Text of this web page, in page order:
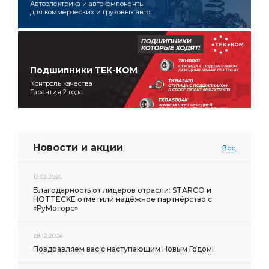
Автоэлектрика и автокомпоненты
для коммерческих и грузовых авто
Подшипники ТЕК-КОМ
Контроль качества
Гарантия 2 года
Новости и акции Все
13.02.2026
Благодарность от лидеров отрасли: STARCO и
HOTTECKE отметили надёжное партнёрство с
«РуМоторс»
28.12.2024
Поздравляем вас с наступающим Новым Годом!